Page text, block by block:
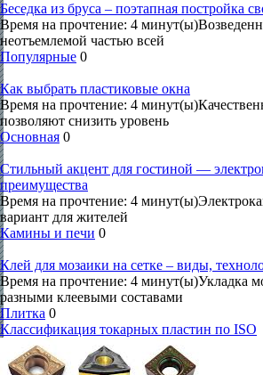
Беседка из бруса – поэтапная постройка
Время на прочтение: 4
неотъемлемой частью всей
Популярные 0
Как выбрать пластиковые окна
Время на прочтение: 4
позволяют снизить уровень
Основная 0
Стильный акцент для гостиной —
преимущества
Время на прочтение: 4
вариант для жителей
Камины и печи 0
Клей для мозаики на сетке – виды,
Время на прочтение: 4 минут(ы)Укладка
разными клеевыми составами
Плитка 0
Классификация токарных пластин по ISO